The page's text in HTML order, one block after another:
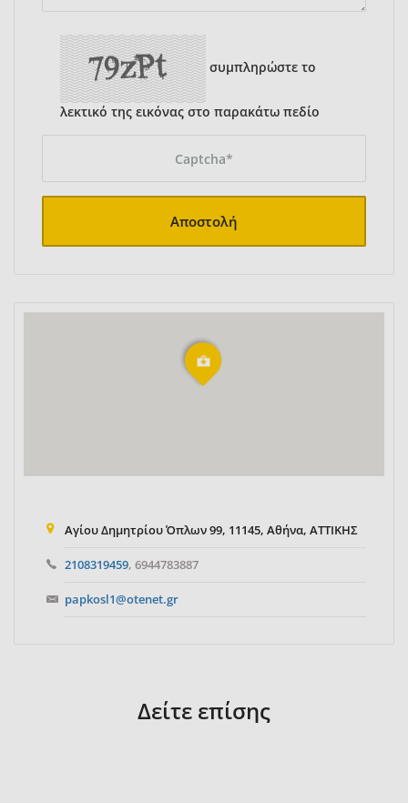
συμπληρώστε το
λεκτικό της εικόνας στο παρακάτω πεδίο
Αποστολή
Αγίου Δημητρίου Όπλων 99, 11145, Αθήνα, ΑΤΤΙΚΗΣ
2108319459, 6944783887
papkosl1@otenet.gr
Δείτε επίσης